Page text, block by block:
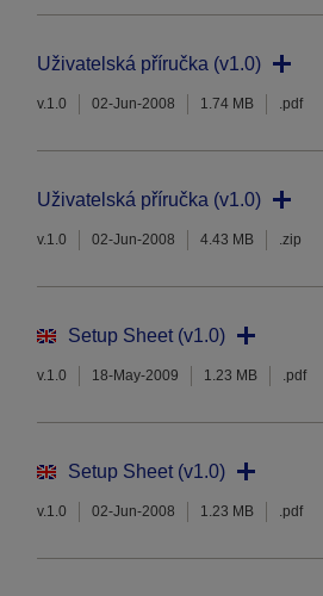
Uživatelská příručka (v1.0)
v.1.0 02-Jun-2008 1.74 MB .pdf
Uživatelská příručka (v1.0)
v.1.0 02-Jun-2008 4.43 MB .zip
Setup Sheet (v1.0)
v.1.0 18-May-2009 1.23 MB .pdf
Setup Sheet (v1.0)
v.1.0 02-Jun-2008 1.23 MB .pdf